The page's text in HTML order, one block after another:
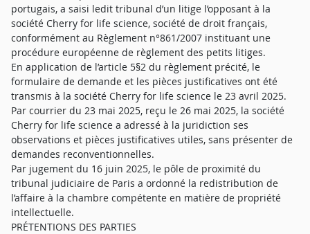
portugais, a saisi ledit tribunal d’un litige l’opposant à la
société Cherry for life science, société de droit français,
conformément au Règlement n°861/2007 instituant une
procédure européenne de règlement des petits litiges.
En application de l’article 5§2 du règlement précité, le
formulaire de demande et les pièces justificatives ont été
transmis à la société Cherry for life science le 23 avril 2025.
Par courrier du 23 mai 2025, reçu le 26 mai 2025, la société
Cherry for life science a adressé à la juridiction ses
observations et pièces justificatives utiles, sans présenter de
demandes reconventionnelles.
Par jugement du 16 juin 2025, le pôle de proximité du
tribunal judiciaire de Paris a ordonné la redistribution de
l’affaire à la chambre compétente en matière de propriété
intellectuelle.
PRÉTENTIONS DES PARTIES